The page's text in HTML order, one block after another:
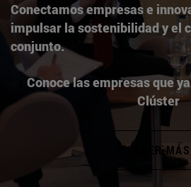
Conectamos empresas e
impulsar la sostenibilidad y el
conjunto.
Conoce las empresas que
Clúster
SABER MÁS